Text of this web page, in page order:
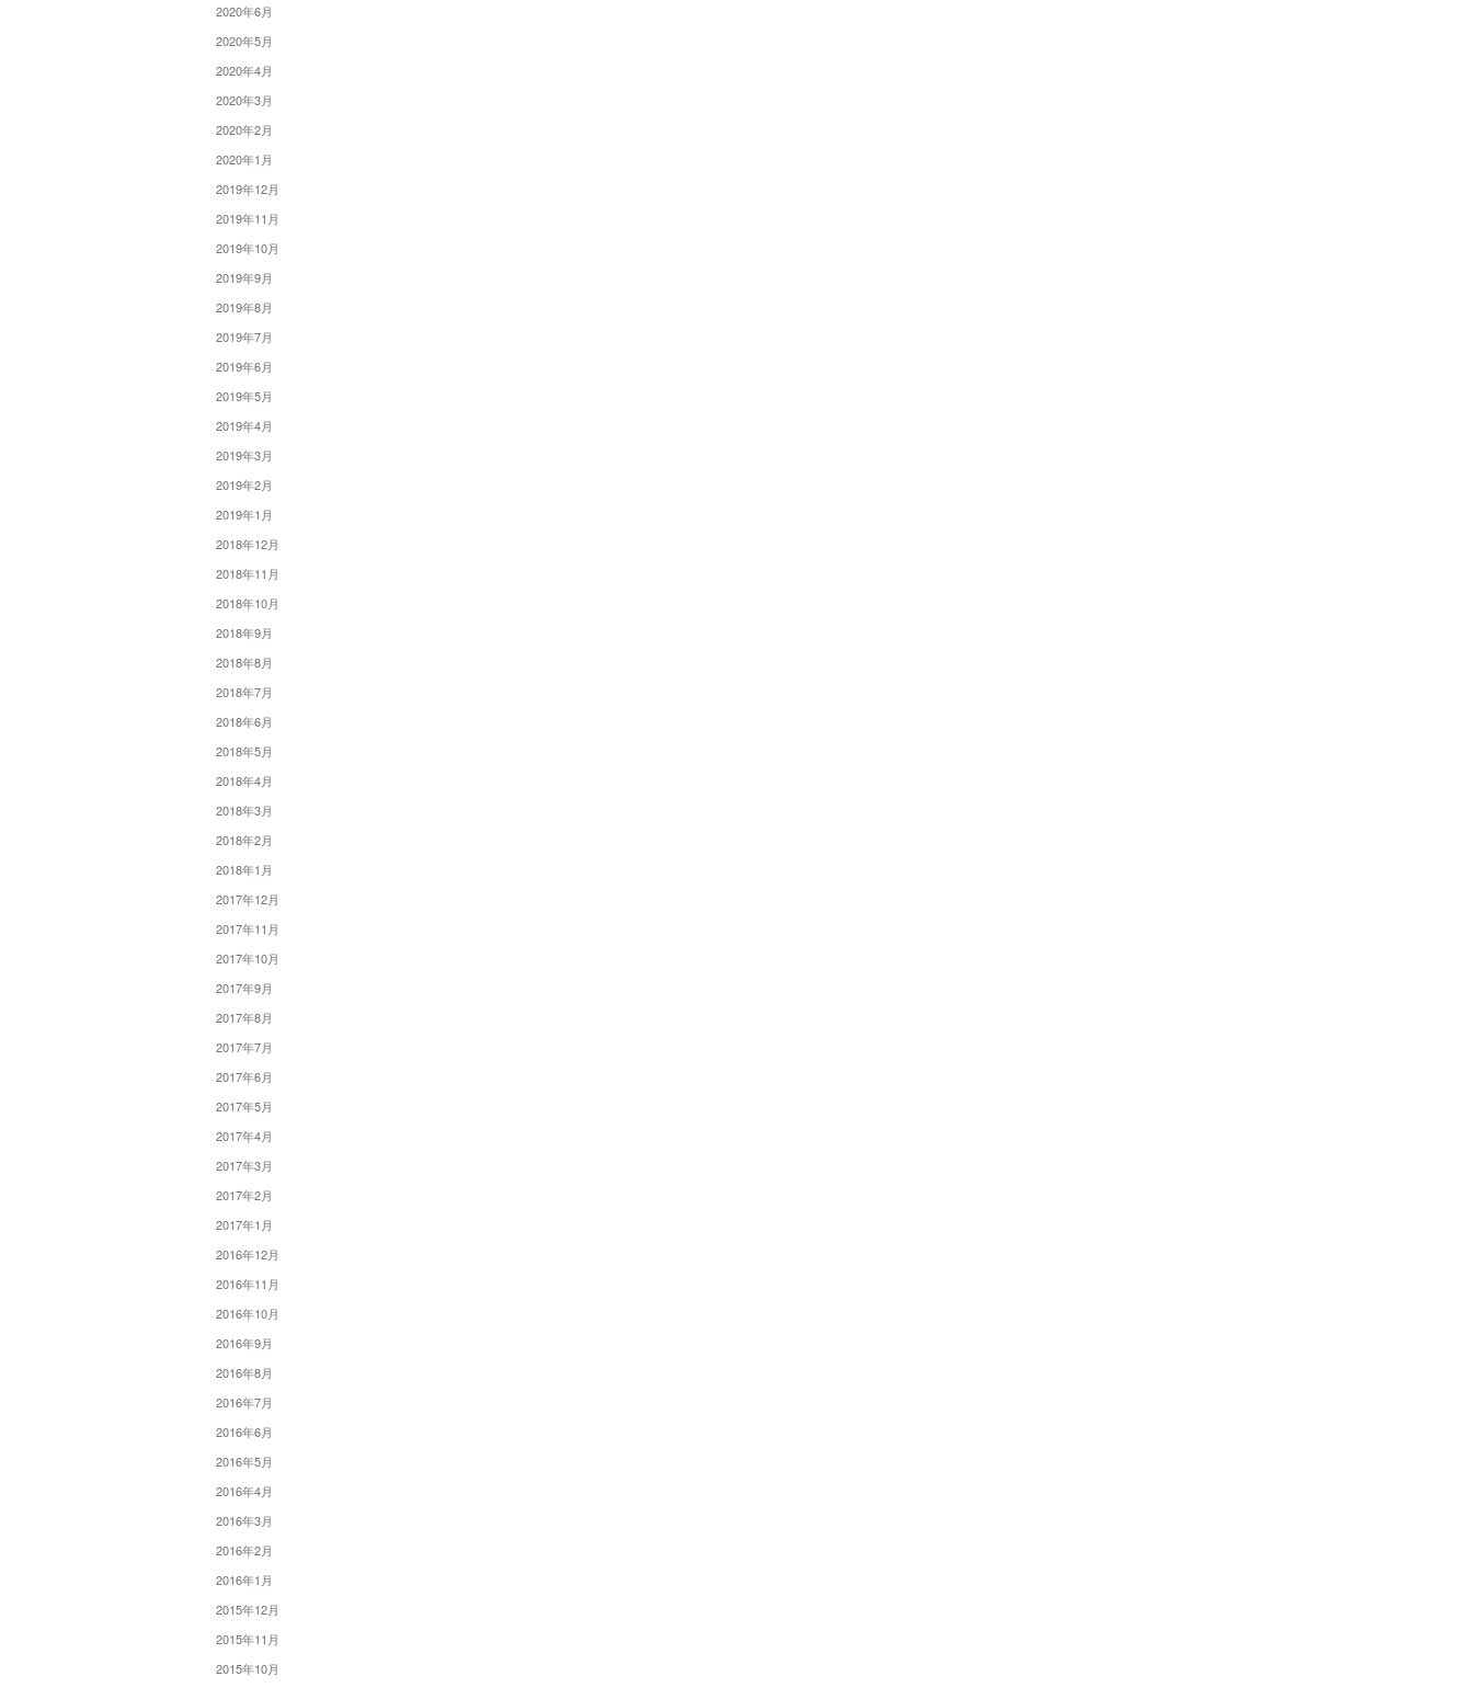
2020年6月
2020年5月
2020年4月
2020年3月
2020年2月
2020年1月
2019年12月
2019年11月
2019年10月
2019年9月
2019年8月
2019年7月
2019年6月
2019年5月
2019年4月
2019年3月
2019年2月
2019年1月
2018年12月
2018年11月
2018年10月
2018年9月
2018年8月
2018年7月
2018年6月
2018年5月
2018年4月
2018年3月
2018年2月
2018年1月
2017年12月
2017年11月
2017年10月
2017年9月
2017年8月
2017年7月
2017年6月
2017年5月
2017年4月
2017年3月
2017年2月
2017年1月
2016年12月
2016年11月
2016年10月
2016年9月
2016年8月
2016年7月
2016年6月
2016年5月
2016年4月
2016年3月
2016年2月
2016年1月
2015年12月
2015年11月
2015年10月